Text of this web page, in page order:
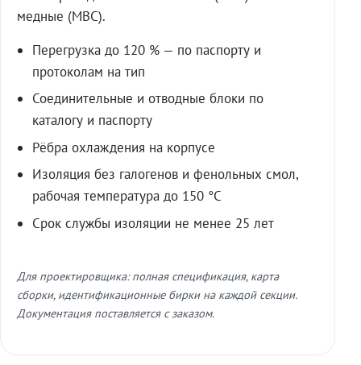
медные (МВС).
Перегрузка до 120 % — по паспорту и
протоколам на тип
Соединительные и отводные блоки по
каталогу и паспорту
Рёбра охлаждения на корпусе
Изоляция без галогенов и фенольных смол,
рабочая температура до 150 °C
Срок службы изоляции не менее 25 лет
Для проектировщика: полная спецификация, карта
сборки, идентификационные бирки на каждой секции.
Документация поставляется с заказом.